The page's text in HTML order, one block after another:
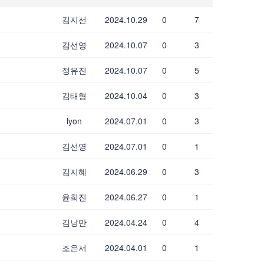
김지선 2024.10.29 0 7
김선영 2024.10.07 0 3
정유진 2024.10.07 0 5
김태형 2024.10.04 0 3
lyon 2024.07.01 0 3
김선영 2024.07.01 0 1
김지혜 2024.06.29 0 3
윤희진 2024.06.27 0 1
김낭만 2024.04.24 0 4
조은서 2024.04.01 0 1